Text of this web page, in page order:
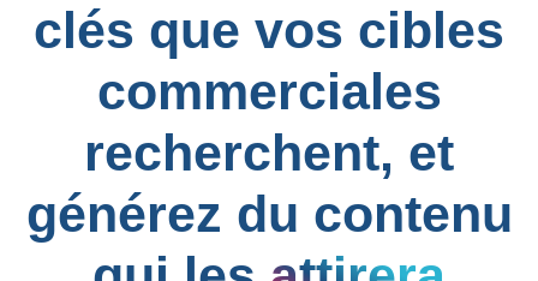
clés que vos cibles
commerciales
recherchent, et
générez du contenu